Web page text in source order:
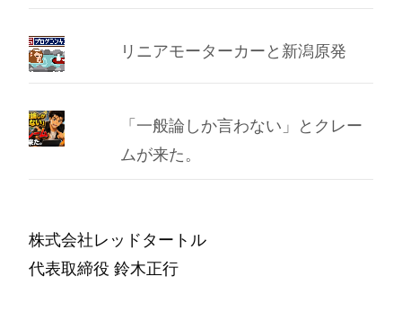
リニアモーターカーと新潟原発
「一般論しか言わない」とクレー
ムが来た。
株式会社レッドタートル
代表取締役 鈴木正行